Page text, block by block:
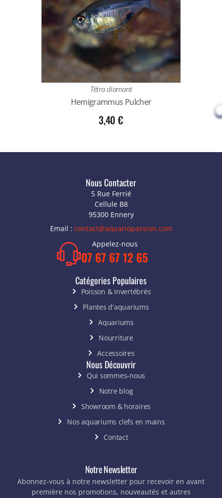
Tétra diamant
Hemigrammus Pulcher
3,40€
Nous Contacter
5 Rue Ferrié
Cellule B8
95300 Ennery
Email : contact@aquariopassion.com
Appelez-nous
07 67 67 12 65
Catégories Populaires
Poisson & Invertébrés
Plantes d'aquariums
Aquariums
Nourriture
Accessoires
Nous Découvrir
Qui sommes-nous
Notre blog
Showroom & horaires
Nos aquariums clefs en mains
Contact
Notre Newsletter
Abonnez-vous à notre newsletter pour recevoir en avant
première nos promotions, nouveautés et autres